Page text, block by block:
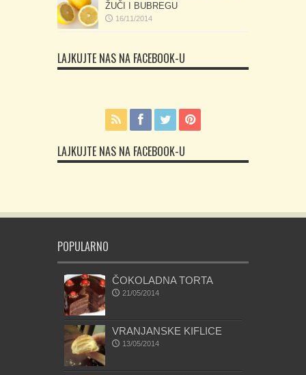
ŽUČI I BUBREGU
16/11/2014
LAJKUJTE NAS NA FACEBOOK-U
LAJKUJTE NAS NA FACEBOOK-U
POPULARNO
ČOKOLADNA TORTA
21/05/2014
VRANJANSKE KIFLICE
13/05/2014